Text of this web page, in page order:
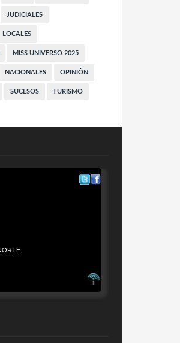
JUDICIALES
LOCALES
MISS UNIVERSO 2025
NACIONALES OPINIÓN
SUCESOS TURISMO